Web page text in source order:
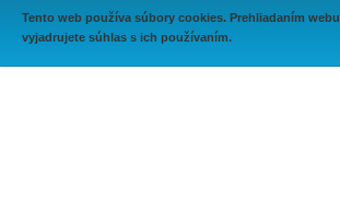
Tento web používa súbory cookies. Prehliadaním webu
vyjadrujete súhlas s ich používaním.